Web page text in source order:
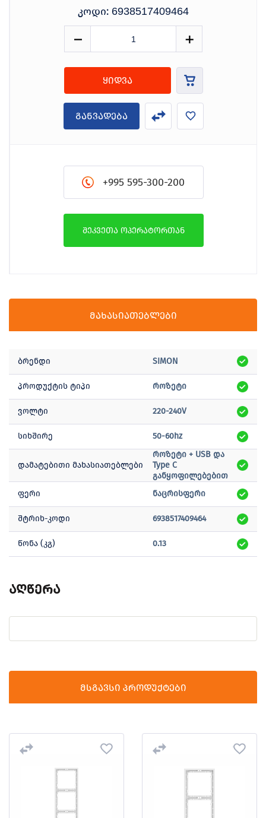
კოდი: 6938517409464
ყიდვა
განვადება
+995 595-300-200
შეკვეთა ოპერატორთან
მახასიათებლები
ბრენდი SIMON
პროდუქტის ტიპი როზეტი
ვოლტი 220-240V
სიხშირე 50-60hz
დამატებითი მახასიათებლები
როზეტი + USB და
Type C
განყოფილებებით
ფერი
ნაცრისფერი
შტრიხ-კოდი 6938517409464
წონა (კგ) 0.13
აღწერა
მსგავსი პროდუქტები